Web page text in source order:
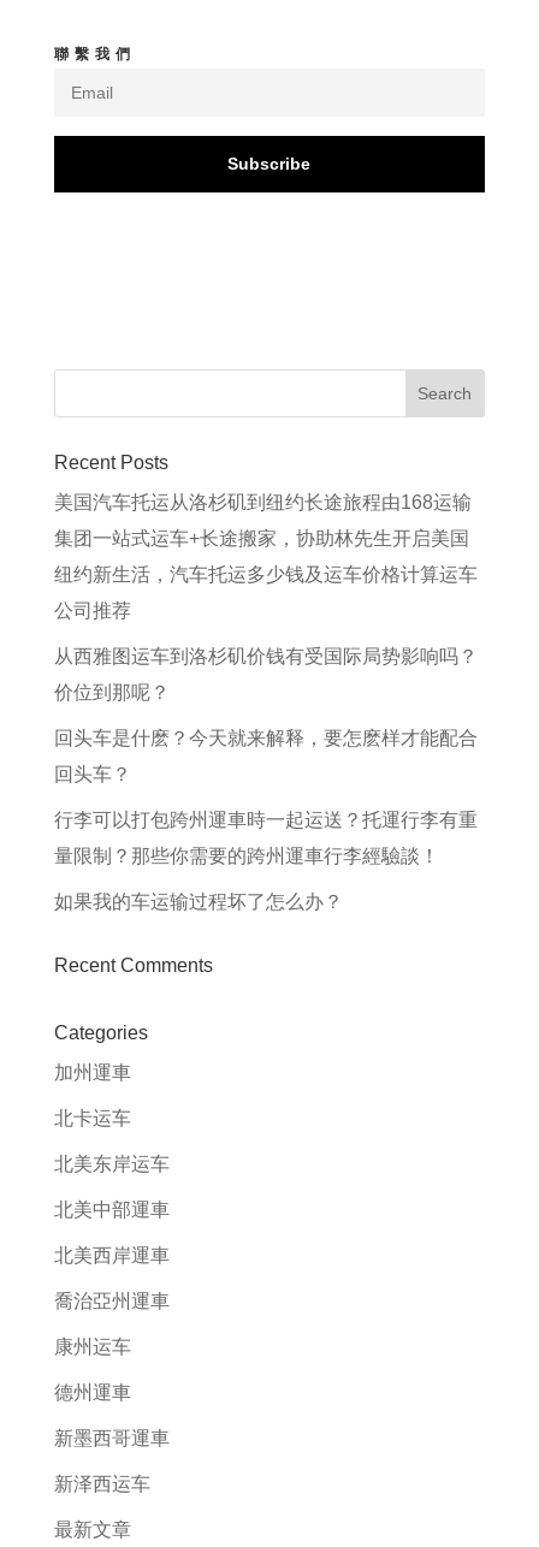
聯繫我們
Subscribe
Recent Posts
美国汽车托运从洛杉矶到纽约长途旅程由168运输
集团一站式运车+长途搬家，协助林先生开启美国
纽约新生活，汽车托运多少钱及运车价格计算运车
公司推荐
从西雅图运车到洛杉矶价钱有受国际局势影响吗？
价位到那呢？
回头车是什麽？今天就来解释，要怎麽样才能配合
回头车？
行李可以打包跨州運車時一起运送？托運行李有重
量限制？那些你需要的跨州運車行李經驗談！
如果我的车运输过程坏了怎么办？
Recent Comments
Categories
加州運車
北卡运车
北美东岸运车
北美中部運車
北美西岸運車
喬治亞州運車
康州运车
德州運車
新墨西哥運車
新泽西运车
最新文章